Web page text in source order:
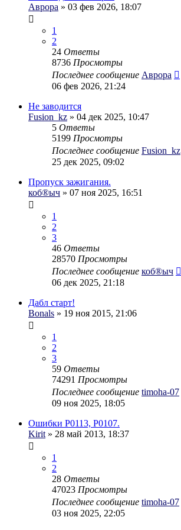
Аврора » 03 фев 2026, 18:07
1
2
24 Ответы
8736 Просмотры
Последнее сообщение Аврора
06 фев 2026, 21:24
Не заводится
Fusion_kz » 04 дек 2025, 10:47
5 Ответы
5199 Просмотры
Последнее сообщение Fusion_kz
25 дек 2025, 09:02
Пропуск зажигания.
коб®ыч » 07 ноя 2025, 16:51
1
2
3
46 Ответы
28570 Просмотры
Последнее сообщение коб®ыч
06 дек 2025, 21:18
Дабл старт!
Bonals » 19 ноя 2015, 21:06
1
2
3
59 Ответы
74291 Просмотры
Последнее сообщение timoha-07
09 ноя 2025, 18:05
Ошибки P0113, P0107.
Kirit » 28 май 2013, 18:37
1
2
28 Ответы
47023 Просмотры
Последнее сообщение timoha-07
03 ноя 2025, 22:05